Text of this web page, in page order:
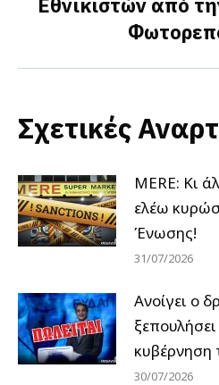
Σχετικές
MERE: Κι
ελέω
Ένωσης!
31/07/2026
Ανοίγει ο
κυβέρνηση
30/07/2026